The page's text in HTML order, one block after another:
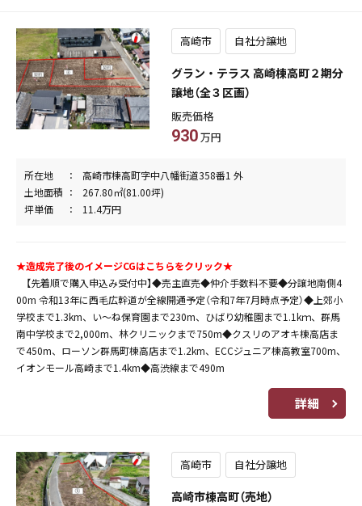
高崎市 自社分譲地
グラン・テラス 高崎棟高町２期分
譲地（全３区画）
販売価格
930万円
所在地
高崎市棟高町字中八幡街道358番1 外
土地面積
267.80㎡(81.00坪)
坪単価
11.4万円
★造成完了後のイメージCGはこちらをクリック★
【先着順で購入申込み受付中】◆売主直売◆仲介手数料不要◆分譲地南側4
00m 令和13年に西毛広幹道が全線開通予定（令和7年7月時点予定）◆上郊小
学校まで1.3km、い～ね保育園まで230m、ひばり幼稚園まで1.1kｍ、群馬
南中学校まで2,000m、林クリニックまで750m◆クスリのアオキ棟高店ま
で450m、ローソン群馬町棟高店まで1.2km、ECCジュニア棟高教室700m、
イオンモール高崎まで1.4km◆高渋線まで490m
詳細
高崎市 自社分譲地
高崎市棟高町（売地）